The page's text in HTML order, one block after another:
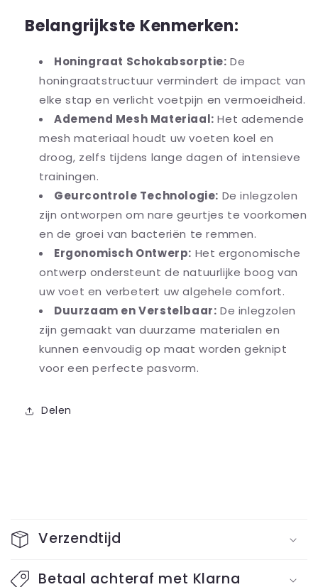
Belangrijkste Kenmerken:
Honingraat Schokabsorptie: De
honingraatstructuur vermindert de impact van
elke stap en verlicht voetpijn en vermoeidheid.
Ademend Mesh Materiaal: Het ademende
mesh materiaal houdt uw voeten koel en
droog, zelfs tijdens lange dagen of intensieve
trainingen.
Geurcontrole Technologie: De inlegzolen
zijn ontworpen om nare geurtjes te voorkomen
en de groei van bacteriën te remmen.
Ergonomisch Ontwerp: Het ergonomische
ontwerp ondersteunt de natuurlijke boog van
uw voet en verbetert uw algehele comfort.
Duurzaam en Verstelbaar: De inlegzolen
zijn gemaakt van duurzame materialen en
kunnen eenvoudig op maat worden geknipt
voor een perfecte pasvorm.
Delen
n
k
l
Verzendtijd
Betaal achteraf met Klarna